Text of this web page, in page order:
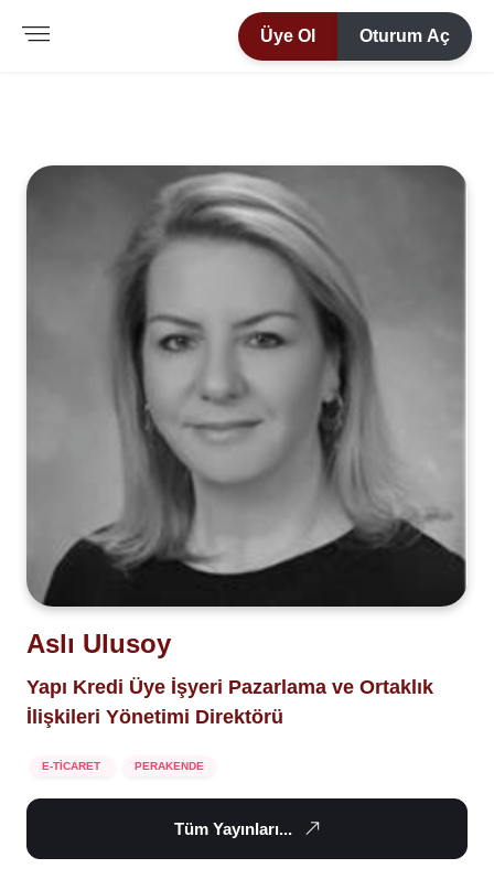
Üye Ol Oturum Aç
Aslı Ulusoy
Yapı Kredi Üye İşyeri Pazarlama ve Ortaklık
İlişkileri Yönetimi Direktörü
E-TİCARET PERAKENDE
Tüm Yayınları...